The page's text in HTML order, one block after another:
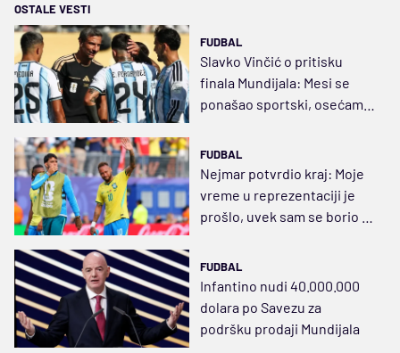
OSTALE VESTI
FUDBAL
Slavko Vinčić o pritisku
finala Mundijala: Mesi se
ponašao sportski, osećam
FUDBAL
Nejmar potvrdio kraj: Moje
vreme u reprezentaciji je
prošlo, uvek sam se borio i
FUDBAL
Infantino nudi 40.000.000
dolara po Savezu za
podršku prodaji Mundijala